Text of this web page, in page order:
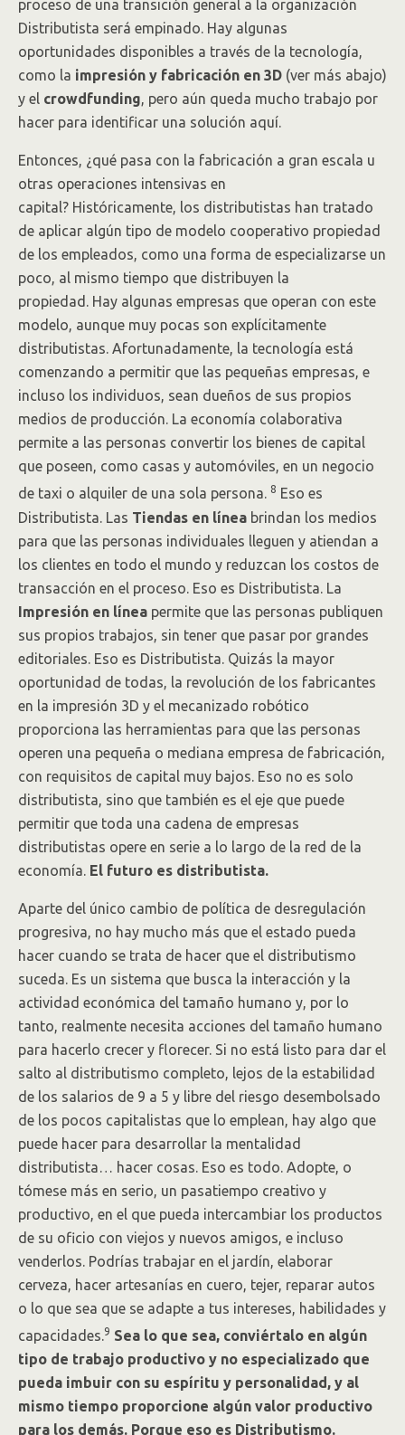
proceso de una transición general a la organización
Distributista será empinado. Hay algunas
oportunidades disponibles a través de la tecnología,
como la impresión y fabricación en 3D (ver más abajo)
y el crowdfunding, pero aún queda mucho trabajo por
hacer para identificar una solución aquí.
Entonces, ¿qué pasa con la fabricación a gran escala u
otras operaciones intensivas en
capital? Históricamente, los distributistas han tratado
de aplicar algún tipo de modelo cooperativo propiedad
de los empleados, como una forma de especializarse un
poco, al mismo tiempo que distribuyen la
propiedad. Hay algunas empresas que operan con este
modelo, aunque muy pocas son explícitamente
distributistas. Afortunadamente, la tecnología está
comenzando a permitir que las pequeñas empresas, e
incluso los individuos, sean dueños de sus propios
medios de producción. La economía colaborativa
permite a las personas convertir los bienes de capital
que poseen, como casas y automóviles, en un negocio
de taxi o alquiler de una sola persona. 8 Eso es
Distributista. Las Tiendas en línea brindan los medios
para que las personas individuales lleguen y atiendan a
los clientes en todo el mundo y reduzcan los costos de
transacción en el proceso. Eso es Distributista. La
Impresión en línea permite que las personas publiquen
sus propios trabajos, sin tener que pasar por grandes
editoriales. Eso es Distributista. Quizás la mayor
oportunidad de todas, la revolución de los fabricantes
en la impresión 3D y el mecanizado robótico
proporciona las herramientas para que las personas
operen una pequeña o mediana empresa de fabricación,
con requisitos de capital muy bajos. Eso no es solo
distributista, sino que también es el eje que puede
permitir que toda una cadena de empresas
distributistas opere en serie a lo largo de la red de la
economía. El futuro es distributista.
Aparte del único cambio de política de desregulación
progresiva, no hay mucho más que el estado pueda
hacer cuando se trata de hacer que el distributismo
suceda. Es un sistema que busca la interacción y la
actividad económica del tamaño humano y, por lo
tanto, realmente necesita acciones del tamaño humano
para hacerlo crecer y florecer. Si no está listo para dar el
salto al distributismo completo, lejos de la estabilidad
de los salarios de 9 a 5 y libre del riesgo desembolsado
de los pocos capitalistas que lo emplean, hay algo que
puede hacer para desarrollar la mentalidad
distributista… hacer cosas. Eso es todo. Adopte, o
tómese más en serio, un pasatiempo creativo y
productivo, en el que pueda intercambiar los productos
de su oficio con viejos y nuevos amigos, e incluso
venderlos. Podrías trabajar en el jardín, elaborar
cerveza, hacer artesanías en cuero, tejer, reparar autos
o lo que sea que se adapte a tus intereses, habilidades y
capacidades.9 Sea lo que sea, conviértalo en algún
tipo de trabajo productivo y no especializado que
pueda imbuir con su espíritu y personalidad, y al
mismo tiempo proporcione algún valor productivo
para los demás. Porque eso es Distributismo.